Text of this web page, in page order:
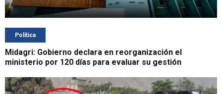
Política
Midagri: Gobierno declara en reorganización el
ministerio por 120 días para evaluar su gestión